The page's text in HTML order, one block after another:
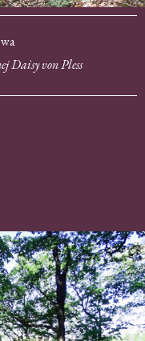
Daisy von Pless